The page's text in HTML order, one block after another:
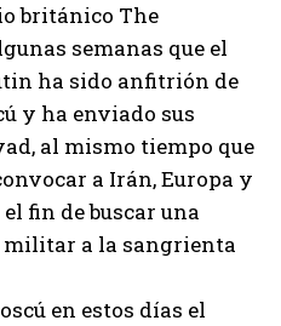
británico The
semanas que el
ha sido anfitrión de
y ha enviado sus
al mismo tiempo que
a Irán, Europa y
fin de buscar una
a la sangrienta
en estos días el